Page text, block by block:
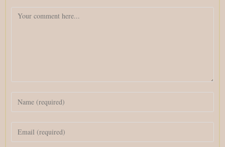
Comment
name
or
username